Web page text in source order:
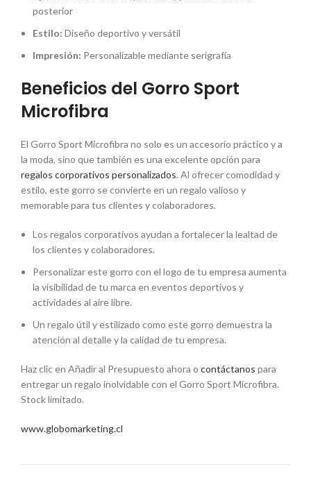
posterior
Estilo: Diseño deportivo y versátil
Impresión: Personalizable mediante serigrafía
Beneficios del Gorro Sport
Microfibra
El Gorro Sport Microfibra no solo es un accesorio práctico y a
la moda, sino que también es una excelente opción para
regalos corporativos personalizados. Al ofrecer comodidad y
estilo, este gorro se convierte en un regalo valioso y
memorable para tus clientes y colaboradores.
Los regalos corporativos ayudan a fortalecer la lealtad de
los clientes y colaboradores.
Personalizar este gorro con el logo de tu empresa aumenta
la visibilidad de tu marca en eventos deportivos y
actividades al aire libre.
Un regalo útil y estilizado como este gorro demuestra la
atención al detalle y la calidad de tu empresa.
Haz clic en Añadir al Presupuesto ahora o contáctanos para
entregar un regalo inolvidable con el Gorro Sport Microfibra.
Stock limitado.
www.globomarketing.cl